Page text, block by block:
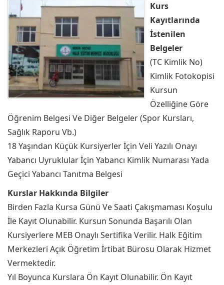
Kurs
Kayıtlarında
İstenilen
Belgeler
(TC Kimlik No)
Kimlik Fotokopisi
Kursun
Özelliğine Göre
Öğrenim Belgesi Ve Diğer Belgeler (Spor Kursları,
Sağlık Raporu Vb.)
18 Yaşından Küçük Kursiyerler İçin Veli Yazılı Onayı
Yabancı Uyruklular İçin Yabancı Kimlik Numarası Yada
Geçici Yabancı Tanıtma Belgesi
Kurslar Hakkında Bilgiler
Birden Fazla Kursa Günü Ve Saati Çakışmaması Koşulu
İle Kayıt Olunabilir. Kursun Sonunda Başarılı Olan
Kursiyerlere MEB Onaylı Sertifika Verilir. Halk Eğitim
Merkezleri Açık Öğretim İrtibat Bürosu Olarak Hizmet
Vermektedir.
Yıl Boyunca Kurslara Ön Kayıt Olunabilir. Ön Kayıt